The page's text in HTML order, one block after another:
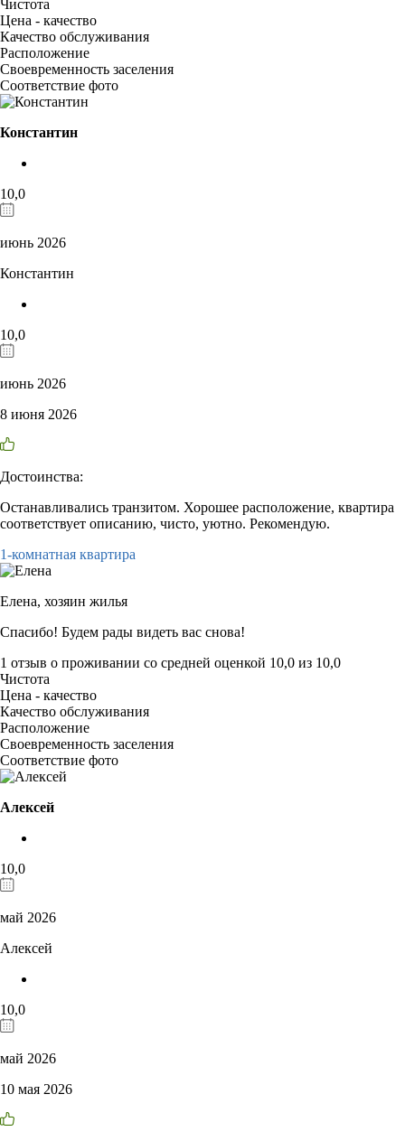
Чистота
Цена - качество
Качество обслуживания
Расположение
Своевременность заселения
Соответствие фото
Константин
10,0
июнь 2026
Константин
10,0
июнь 2026
8 июня 2026
Достоинства:
Останавливались транзитом. Хорошее расположение, квартира
соответствует описанию, чисто, уютно. Рекомендую.
1-комнатная квартира
Елена, хозяин жилья
Спасибо! Будем рады видеть вас снова!
1 отзыв о проживании со средней оценкой 10,0 из 10,0
Чистота
Цена - качество
Качество обслуживания
Расположение
Своевременность заселения
Соответствие фото
Алексей
10,0
май 2026
Алексей
10,0
май 2026
10 мая 2026